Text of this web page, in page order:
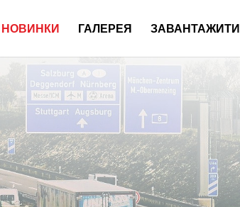
НОВИНКИ ГАЛЕРЕЯ ЗАВАНТАЖИТИ